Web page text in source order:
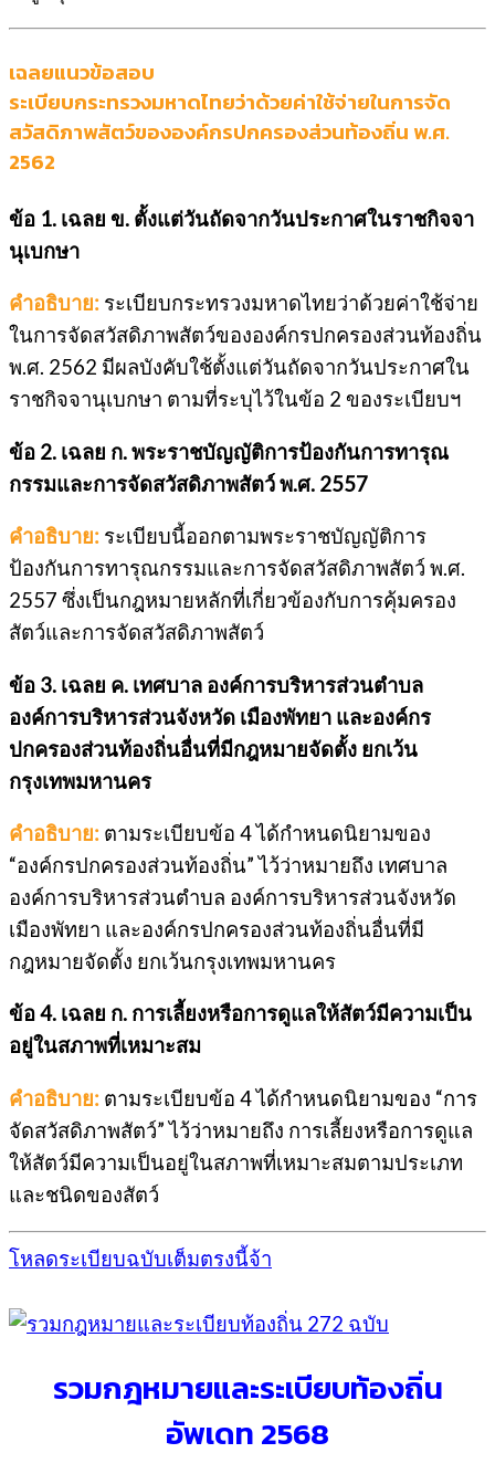
เฉลยแนวข้อสอบ
ระเบียบกระทรวงมหาดไทยว่าด้วยค่าใช้จ่ายในการจัด
สวัสดิภาพสัตว์ขององค์กรปกครองส่วนท้องถิ่น พ.ศ.
2562
ข้อ 1. เฉลย ข. ตั้งแต่วันถัดจากวันประกาศในราชกิจจา
นุเบกษา
คำอธิบาย: ระเบียบกระทรวงมหาดไทยว่าด้วยค่าใช้จ่าย
ในการจัดสวัสดิภาพสัตว์ขององค์กรปกครองส่วนท้องถิ่น
พ.ศ. 2562 มีผลบังคับใช้ตั้งแต่วันถัดจากวันประกาศใน
ราชกิจจานุเบกษา ตามที่ระบุไว้ในข้อ 2 ของระเบียบฯ
ข้อ 2. เฉลย ก. พระราชบัญญัติการป้องกันการทารุณ
กรรมและการจัดสวัสดิภาพสัตว์ พ.ศ. 2557
คำอธิบาย: ระเบียบนี้ออกตามพระราชบัญญัติการ
ป้องกันการทารุณกรรมและการจัดสวัสดิภาพสัตว์ พ.ศ.
2557 ซึ่งเป็นกฎหมายหลักที่เกี่ยวข้องกับการคุ้มครอง
สัตว์และการจัดสวัสดิภาพสัตว์
ข้อ 3. เฉลย ค. เทศบาล องค์การบริหารส่วนตำบล
องค์การบริหารส่วนจังหวัด เมืองพัทยา และองค์กร
ปกครองส่วนท้องถิ่นอื่นที่มีกฎหมายจัดตั้ง ยกเว้น
กรุงเทพมหานคร
คำอธิบาย: ตามระเบียบข้อ 4 ได้กำหนดนิยามของ
“องค์กรปกครองส่วนท้องถิ่น” ไว้ว่าหมายถึง เทศบาล
องค์การบริหารส่วนตำบล องค์การบริหารส่วนจังหวัด
เมืองพัทยา และองค์กรปกครองส่วนท้องถิ่นอื่นที่มี
กฎหมายจัดตั้ง ยกเว้นกรุงเทพมหานคร
ข้อ 4. เฉลย ก. การเลี้ยงหรือการดูแลให้สัตว์มีความเป็น
อยู่ในสภาพที่เหมาะสม
คำอธิบาย: ตามระเบียบข้อ 4 ได้กำหนดนิยามของ “การ
จัดสวัสดิภาพสัตว์” ไว้ว่าหมายถึง การเลี้ยงหรือการดูแล
ให้สัตว์มีความเป็นอยู่ในสภาพที่เหมาะสมตามประเภท
และชนิดของสัตว์
โหลดระเบียบฉบับเต็มตรงนี้จ้า
รวมกฎหมายและระเบียบท้องถิ่น
อัพเดท 2568